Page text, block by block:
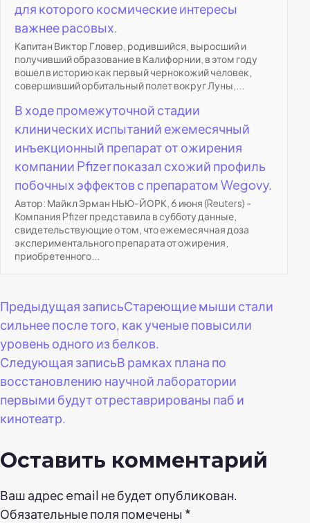
для которого космические интересы
важнее расовых.
Капитан Виктор Гловер, родившийся, выросший и
получивший образование в Калифорнии, в этом году
вошел в историю как первый чернокожий человек,
совершивший орбитальный полет вокруг Луны,...
В ходе промежуточной стадии
клинических испытаний ежемесячный
инъекционный препарат от ожирения
компании Pfizer показал схожий профиль
побочных эффектов с препаратом Wegovy.
Автор: Майкл Эрман НЬЮ-ЙОРК, 6 июня (Reuters) -
Компания Pfizer представила в субботу данные,
свидетельствующие о том, что ежемесячная доза
экспериментального препарата от ожирения,
приобретенного...
Навигация
по
записям
Предыдущая записьСтареющие мыши стали
сильнее после того, как ученые повысили
уровень одного из белков.
Следующая записьВ рамках плана по
восстановлению научной лаборатории
первыми будут отреставрированы паб и
кинотеатр.
Оставить комментарий
Ваш адрес email не будет опубликован.
Обязательные поля помечены *